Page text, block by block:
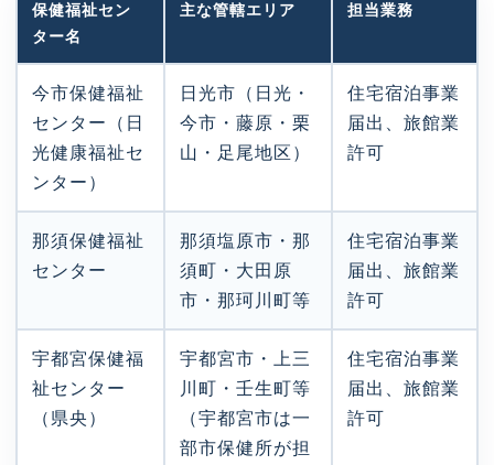
保健福祉セン
ター名
主な管轄エリア 担当業務
今市保健福祉
センター（日
光健康福祉セ
ンター）
日光市（日光・
今市・藤原・栗
山・足尾地区）
住宅宿泊事業
届出、旅館業
許可
那須保健福祉
センター
那須塩原市・那
須町・大田原
市・那珂川町等
住宅宿泊事業
届出、旅館業
許可
宇都宮保健福
祉センター
（県央）
宇都宮市・上三
川町・壬生町等
（宇都宮市は一
部市保健所が担
住宅宿泊事業
届出、旅館業
許可